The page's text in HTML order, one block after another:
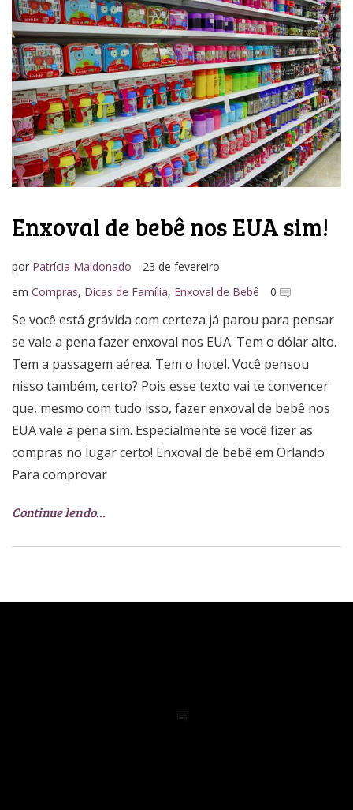
Media Kit
Enxoval de bebê nos EUA sim!
por Patrícia Maldonado
23 de fevereiro
em Compras, Dicas de Família, Enxoval de Bebê 0
Se você está grávida com certeza já parou para pensar
se vale a pena fazer enxoval nos EUA. Tem o dólar alto.
Tem a passagem aérea. Tem o hotel. Você pensou
nisso também, certo? Pois esse texto vai te convencer
que, mesmo com tudo isso, fazer enxoval de bebê nos
EUA vale a pena sim. Especialmente se você fizer as
compras no lugar certo! Enxoval de bebê em Orlando
Para comprovar
Continue lendo…